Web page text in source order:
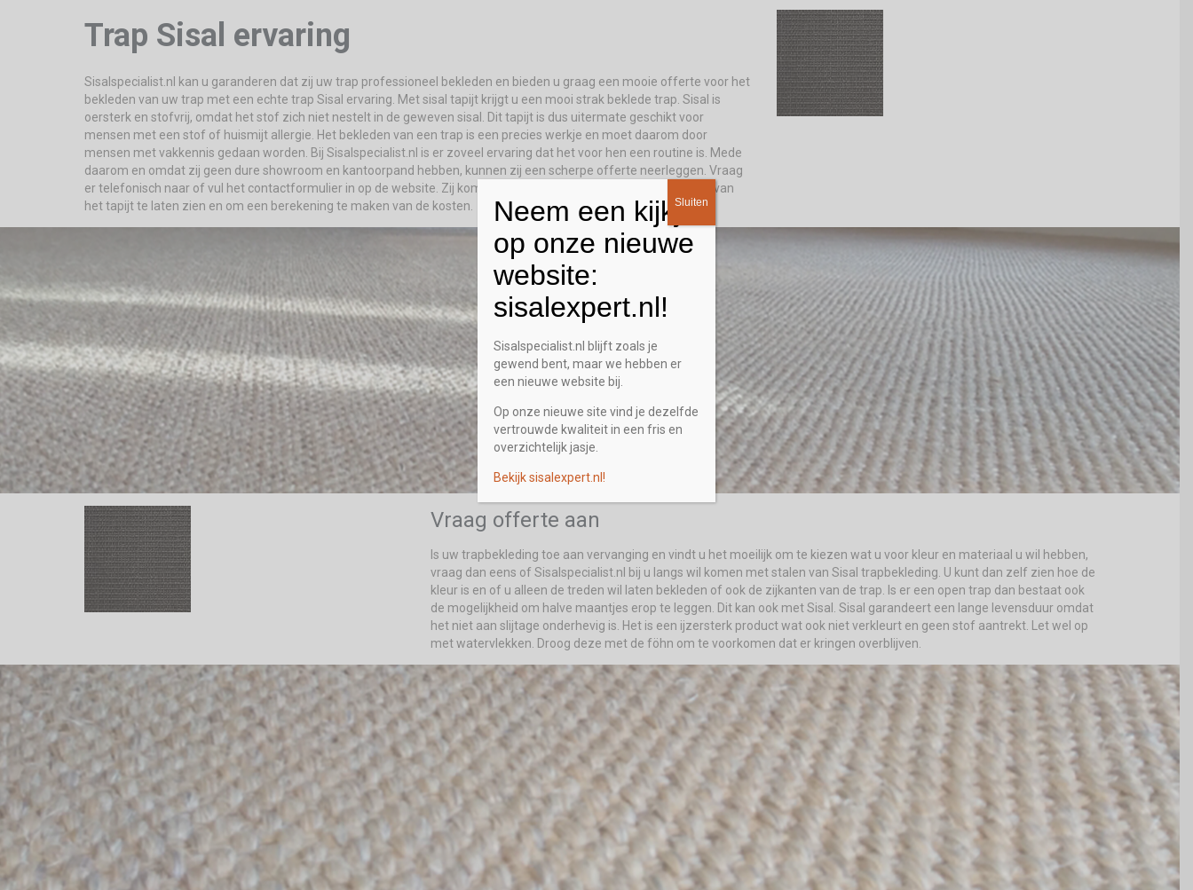
Trap Sisal ervaring
Sisalspecialist.nl kan u garanderen dat zij uw trap professioneel bekleden en bieden u graag een mooie offerte voor het
bekleden van uw trap met een echte trap Sisal ervaring. Met sisal tapijt krijgt u een mooi strak beklede trap. Sisal is
oersterk en stofvrij, omdat het stof zich niet nestelt in de geweven sisal. Dit tapijt is dus uitermate geschikt voor
mensen met een stof of huismijt allergie. Het bekleden van een trap is een precies werkje en moet daarom door
mensen met vakkennis gedaan worden. Bij Sisalspecialist.nl is er zoveel ervaring dat het voor hen een routine is. Mede
daarom en omdat zij geen dure showroom en kantoorpand hebben, kunnen zij een scherpe offerte neerleggen. Vraag
er telefonisch naar of vul het contactformulier in op de website. Zij komen graag vrijblijvend langs om u de stalen van
het tapijt te laten zien en om een berekening te maken van de kosten.
Vraag offerte aan
Is uw trapbekleding toe aan vervanging en vindt u het moeilijk om te kiezen wat u voor kleur en materiaal u wil hebben,
vraag dan eens of Sisalspecialist.nl bij u langs wil komen met stalen van Sisal trapbekleding. U kunt dan zelf zien hoe de
kleur is en of u alleen de treden wil laten bekleden of ook de zijkanten van de trap. Is er een open trap dan bestaat ook
de mogelijkheid om halve maantjes erop te leggen. Dit kan ook met Sisal. Sisal garandeert een lange levensduur omdat
het niet aan slijtage onderhevig is. Het is een ijzersterk product wat ook niet verkleurt en geen stof aantrekt. Let wel op
met watervlekken. Droog deze met de föhn om te voorkomen dat er kringen overblijven.
Neem een kijkje
op onze nieuwe
website:
sisalexpert.nl!
Sisalspecialist.nl blijft zoals je
gewend bent, maar we hebben er
een nieuwe website bij.
Op onze nieuwe site vind je dezelfde
vertrouwde kwaliteit in een fris en
overzichtelijk jasje.
Bekijk sisalexpert.nl!
Sluiten